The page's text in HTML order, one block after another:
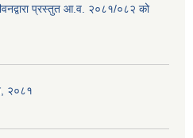
प्रस्तुत आ.व. २०८१/०८२ को
२०८१